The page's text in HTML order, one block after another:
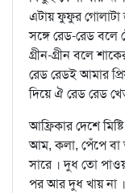
এটায় ফুফুর
সঙ্গে রেড-রেড
গ্রীন-গ্রীন বলে
রেড রেডই আমার
দিয়ে ঐ রেড রেড
আফ্রিকার দেশে
আম, কলা, পেঁপে বা
সারে । দুধ তো
পর আর দুধ খায় না